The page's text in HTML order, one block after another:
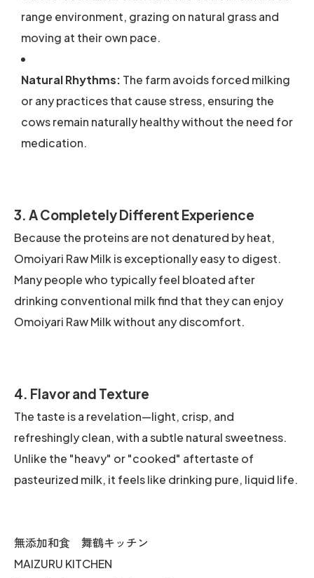
range environment, grazing on natural grass and
moving at their own pace.
Natural Rhythms: The farm avoids forced milking
or any practices that cause stress, ensuring the
cows remain naturally healthy without the need for
medication.
3. A Completely Different Experience
Because the proteins are not denatured by heat,
Omoiyari Raw Milk is exceptionally easy to digest.
Many people who typically feel bloated after
drinking conventional milk find that they can enjoy
Omoiyari Raw Milk without any discomfort.
4. Flavor and Texture
The taste is a revelation—light, crisp, and
refreshingly clean, with a subtle natural sweetness.
Unlike the "heavy" or "cooked" aftertaste of
pasteurized milk, it feels like drinking pure, liquid life.
無添加和食 舞鶴キッチン
MAIZURU KITCHEN